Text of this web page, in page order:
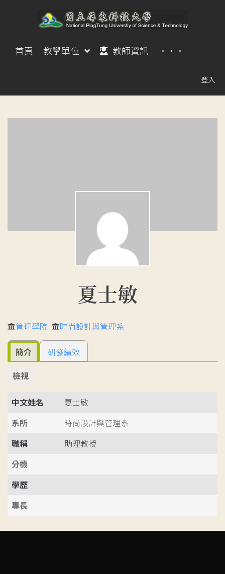
首頁 教學單位 教師資訊 ···
登入
夏士敏
管理學院 時尚設計與管理系
簡介
研發績效
檢視
中文姓名
夏士敏
系所
時尚設計與管理系
職稱
助理教授
分機
學歷
專長